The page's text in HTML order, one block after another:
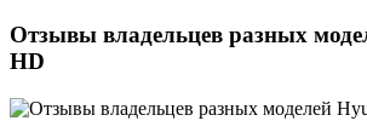
Отзывы владельцев разных
HD